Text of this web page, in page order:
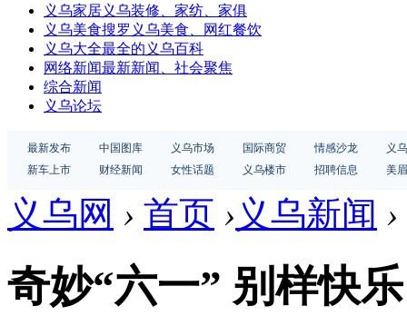
义乌家居义乌装修、家纺、家俱
义乌美食搜罗义乌美食、网红餐饮
义乌大全最全的义乌百科
网络新闻最新新闻、社会聚焦
综合新闻
义乌论坛
最新发布 中国图库 义乌市场 国际商贸 情感沙龙
义
新车上市
财经新闻 女性话题 义乌楼市 招聘信息 美
义乌网 › 首页 › 义乌新闻 ›
奇妙“六一” 别样快乐